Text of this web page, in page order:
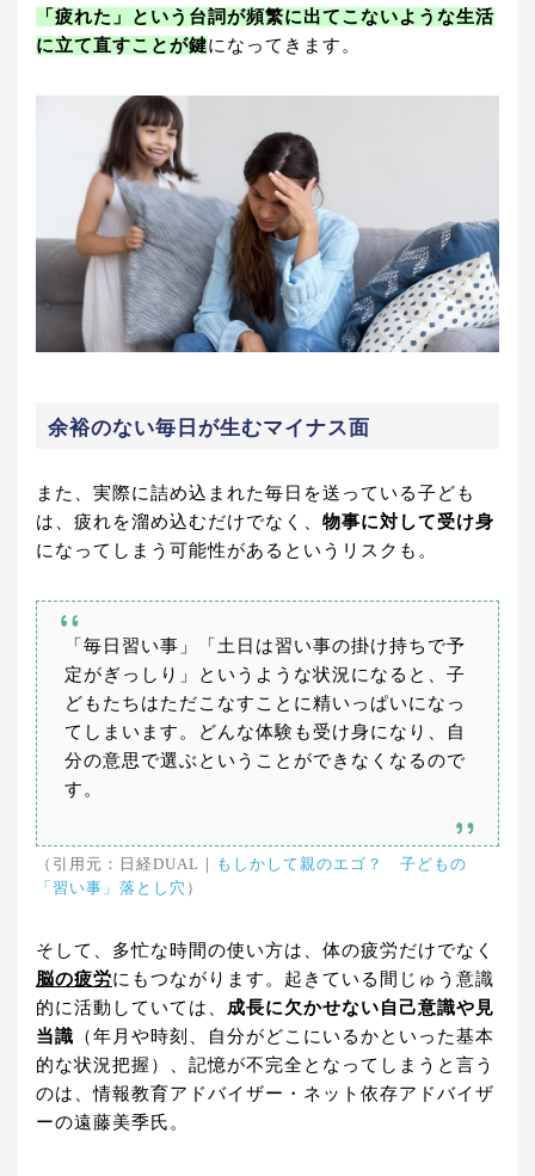
「疲れた」という台詞が頻繁に出てこないような生活
に立て直すことが鍵になってきます。
余裕のない毎日が生むマイナス面
また、実際に詰め込まれた毎日を送っている子ども
は、疲れを溜め込むだけでなく、 物事に対して受け身
になってしまう可能性があるというリスクも。
「毎日習い事」「土日は習い事の掛け持ちで予
定がぎっしり」というような状況になると、子
どもたちはただこなすことに精いっぱいになっ
てしまいます。どんな体験も受け身になり、自
分の意思で選ぶということができなくなるので
す。
（引用元：日経DUAL｜
もしかして親のエゴ？ 子どもの
「習い事」落とし穴 ）
そして、多忙な時間の使い方は、体の疲労だけでなく
脳の疲労にもつながります。起きている間じゅう意識
的に活動していては、 成長に欠かせない自己意識や見
当識 （年月や時刻、自分がどこにいるかといった基本
的な状況把握）、記憶が不完全となってしまうと言う
のは、情報教育アドバイザー・ネット依存アドバイザ
ーの遠藤美季氏。